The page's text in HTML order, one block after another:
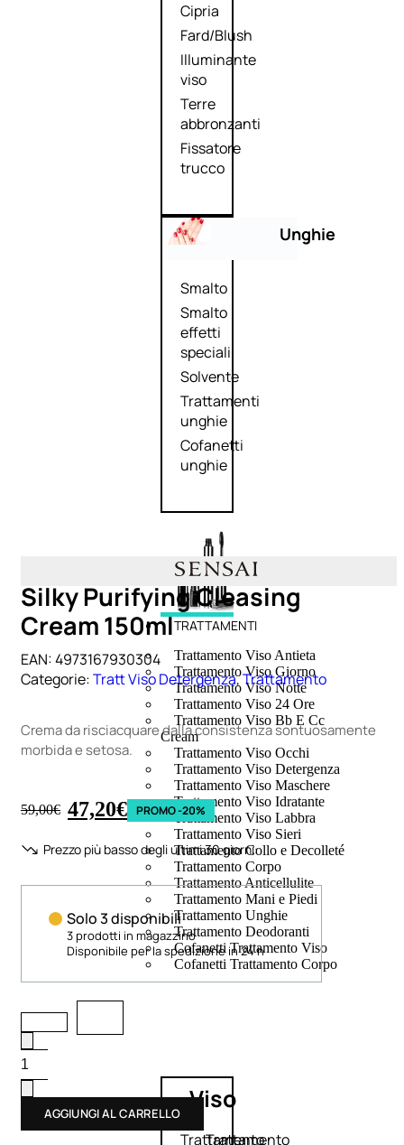
Cipria
Fard/Blush
Illuminante
viso
Terre
abbronzanti
Fissatore
trucco
Unghie
Smalto
Smalto
effetti
speciali
Solvente
Trattamenti
unghie
Cofanetti
unghie
TRATTAMENTI
Trattamento Viso Antieta
Trattamento Viso Giorno
Trattamento Viso Notte
Trattamento Viso 24 Ore
Trattamento Viso Bb E Cc
Cream
Trattamento Viso Occhi
Trattamento Viso Detergenza
Trattamento Viso Maschere
Trattamento Viso Idratante
Trattamento Viso Labbra
Trattamento Viso Sieri
Trattamento Collo e Decolleté
Trattamento Corpo
Trattamento Anticellulite
Trattamento Mani e Piedi
Trattamento Unghie
Trattamento Deodoranti
Cofanetti Trattamento Viso
Cofanetti Trattamento Corpo
Viso
Trattamento
Trattamento
Silky Purifying Cleasing
Cream 150ml
EAN:4973167930304
Categorie:Tratt Viso Detergenza,Trattamento
Crema da risciacquare dalla consistenza sontuosamente
morbida e setosa.
59,00€ 47,20€ PROMO -20%
Prezzo più basso degli ultimi 30 giorni:
Solo 3 disponibili
3 prodotti in magazzino
Disponibile per la spedizione in 24 h
AGGIUNGI AL CARRELLO